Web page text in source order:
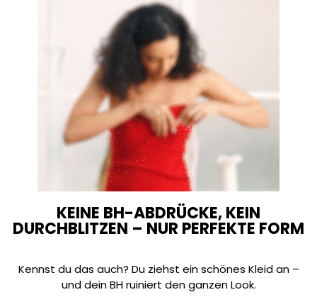
KEINE BH-ABDRÜCKE, KEIN
DURCHBLITZEN – NUR PERFEKTE FORM
Kennst du das auch? Du ziehst ein schönes Kleid an –
und dein BH ruiniert den ganzen Look.